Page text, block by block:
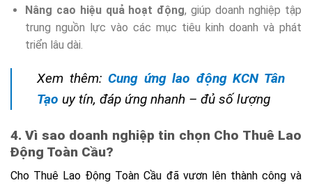
Nâng cao hiệu quả hoạt động, giúp doanh nghiệp tập
trung nguồn lực vào các mục tiêu kinh doanh và phát
triển lâu dài.
Xem thêm:Cung ứng lao động KCN Tân
Tạo uy tín, đáp ứng nhanh – đủ số lượng
4. Vì sao doanh nghiệp tin chọn Cho Thuê Lao
Động Toàn Cầu?
Cho Thuê Lao Động Toàn Cầu đã vươn lên thành công và